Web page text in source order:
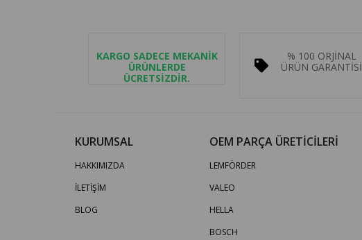
KARGO SADECE MEKANİK
ÜRÜNLERDE
ÜCRETSİZDİR.
% 100 ORJİNAL
ÜRÜN GARANTİSİ
KURUMSAL
HAKKIMIZDA
İLETİŞİM
BLOG
OEM PARÇA ÜRETİCİLERİ
LEMFÖRDER
VALEO
HELLA
BOSCH